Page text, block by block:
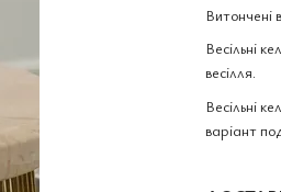
Витончені
Весільні
весілля.
Весільні
варіант